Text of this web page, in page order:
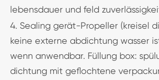
lebensdauer und feld
4. Sealing gerät-Propeller (kreisel
keine externe abdichtung wasser
wenn anwendbar. Füllung box:
dichtung mit geflochtene